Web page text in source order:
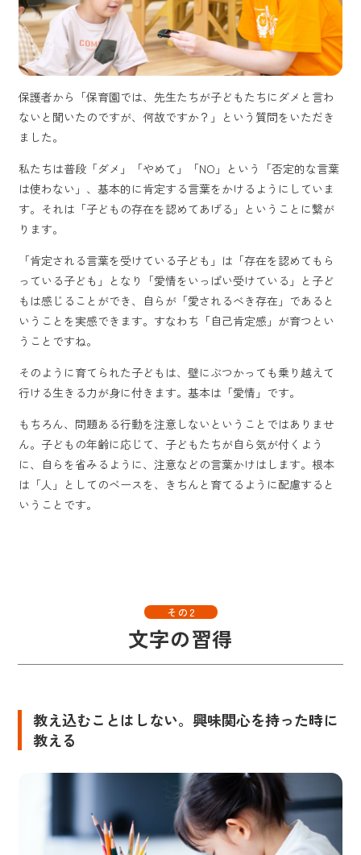
保護者から「保育園では、先生たちが子どもたちにダメと言わ
ないと聞いたのですが、何故ですか？」という質問をいただき
ました。
私たちは普段「ダメ」「やめて」「NO」という「否定的な言葉
は使わない」、基本的に肯定する言葉をかけるようにしていま
す。それは「子どもの存在を認めてあげる」ということに繋が
ります。
「肯定される言葉を受けている子ども」は「存在を認めてもら
っている子ども」となり「愛情をいっぱい受けている」と子ど
もは感じることができ、自らが「愛されるべき存在」であると
いうことを実感できます。すなわち「自己肯定感」が育つとい
うことですね。
そのように育てられた子どもは、壁にぶつかっても乗り越えて
行ける生きる力が身に付きます。基本は「愛情」です。
もちろん、問題ある行動を注意しないということではありませ
ん。子どもの年齢に応じて、子どもたちが自ら気が付くよう
に、自らを省みるように、注意などの言葉かけはします。根本
は「人」としてのベースを、きちんと育てるように配慮すると
いうことです。
その2
文字の習得
教え込むことはしない。興味関心を持った時に
教える